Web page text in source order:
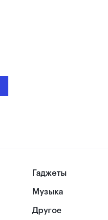
Гаджеты
Музыка
Другое